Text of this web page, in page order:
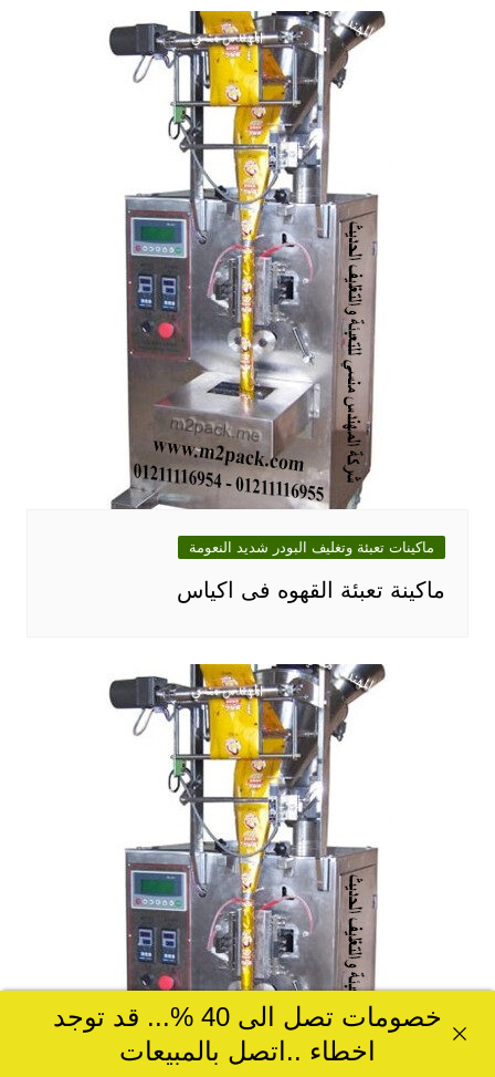
ماكينات تعبئة وتغليف البودر شديد النعومة
ماكينة تعبئة القهوه فى اكياس
خصومات تصل الى 40 %... قد توجد
اخطاء ..اتصل بالمبيعات